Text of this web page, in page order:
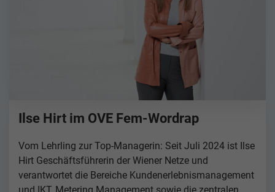
Ilse Hirt im OVE Fem-Wordrap
Vom Lehrling zur Top-Managerin: Seit Juli 2024 ist Ilse
Hirt Geschäftsführerin der Wiener Netze und
verantwortet die Bereiche Kundenerlebnismanagement